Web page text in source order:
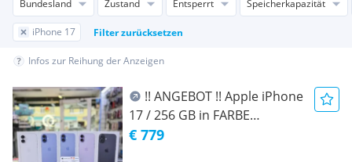
Bundesland Zustand Entsperrt Speicherkapazität
iPhone 17 Filter zurücksetzen
Infos zur Reihung der Anzeigen
!! ANGEBOT !! Apple iPhone
17 / 256 GB in FARBE
SCHWARZ, LAVENDEL,
€ 779